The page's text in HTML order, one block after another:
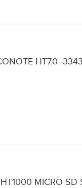
HT7.0 -
MICRO SD